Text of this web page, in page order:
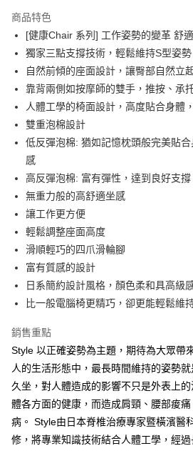
臺灣中小企業銀行
匯豐（台灣）商業銀行
華泰
聯邦商業銀行
遠東
元大商業銀行
永豐
玉山商業銀行
星
台灣樂天信用卡公司
上海商業儲蓄銀行
國泰世華商業銀行
兆豐
匯豐（台灣）商業銀行
華泰
聯邦商業銀行
遠東
元大商業銀行
永
玉山商業銀行
星展
台新國際商業銀行
LINE Pay
Apple Pay
街口支付
Google Pay
ATM付款
運送方式
宅配
每筆NT$100，滿NT$999(含以上)免運費
商品特色
[健康Chair 系列] 工作姿勢的變革 舒
獨家三點支撐技術，輕鬆維持S型姿勢
自然前傾的座面設計，讓臀部自然立
靠背兩側如按摩師的雙手，推按、承
人體工學的椅面設計，高度貼合身體
雙重泡棉設計
低反彈泡棉: 猶如記憶枕頭般完美貼
感
高反彈泡棉: 富有彈性，達到良好支撐
無重力般的高舒適坐感
讓工作更方便
輕鬆調整座面高度
滑順輕巧的四爪滑輪腳
富有質感的設計
日系簡約設計風格，顏色柔和具高級
比一般電腦椅更精巧，卻更能輕鬆維
銷售重點
Style 以正確姿勢為主題，期待為大眾帶
人的生活形態中，最長時間維持的姿勢
久坐，對人體造成的影響不只是外表上
體各方面的健康，而造成肩頸、腰部痠
病。 Style由日本脊椎治療專家暨橫濱醫
修，將專業知識技術結合人體工學，經